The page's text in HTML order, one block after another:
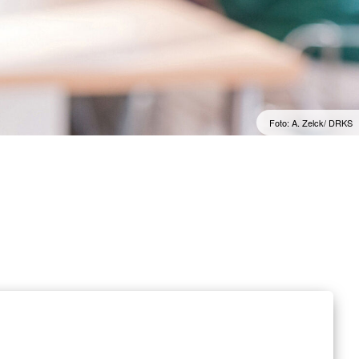
Wohlfahrt und Sozialarbeit
Generalsekretariat
Rotes Kreuz international
AGB, Impressum &
Datenschutz
Allgemeine Geschäftsbedingungen
Datenschutzerklärung
Foto: A. Zelck/ DRKS